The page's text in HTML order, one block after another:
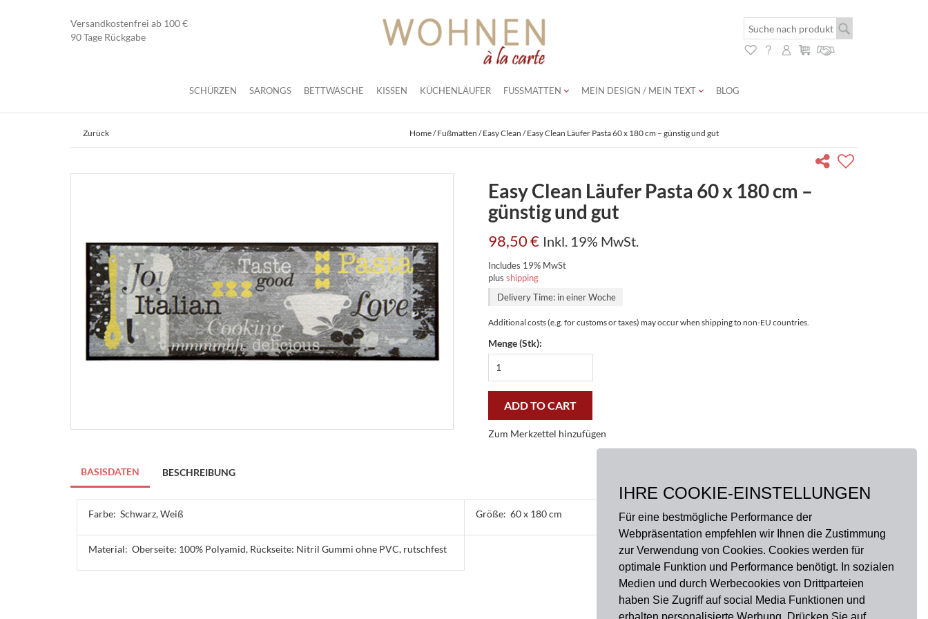
IHRE COOKIE-EINSTELLUNGEN
Für eine bestmögliche Performance der
Webpräsentation empfehlen wir Ihnen die Zustimmung
zur Verwendung von Cookies. Cookies werden für
optimale Funktion und Performance benötigt. In sozialen
Medien und durch Werbecookies von Drittparteien
haben Sie Zugriff auf social Media Funktionen und
Versandkostenfrei ab 100 €
90 Tage Rückgabe
SCHÜRZEN SARONGS BETTWÄSCHE KISSEN KÜCHENLÄUFER FUSSMATTEN MEIN DESIGN / MEIN TEXT BLOG
Zurück Home/Fußmatten /Easy Clean / Easy Clean Läufer Pasta 60 x 180 cm – günstig und gut
Easy Clean Läufer Pasta 60 x 180 cm –
günstig und gut
98,50€ Inkl. 19% MwSt.
Includes 19% MwSt
plus shipping
Delivery Time: in einer Woche
Additional costs (e.g. for customs or taxes) may occur when shipping to non-EU countries.
Menge (Stk):
Clean
Pasta
x
und
gut
ADD TO CART
Zum Merkzettel hinzufügen
BASISDATEN BESCHREIBUNG
Farbe: Schwarz, Weiß Größe: 60 x 180 cm
Material: Oberseite: 100% Polyamid, Rückseite: Nitril Gummi ohne PVC, rutschfest